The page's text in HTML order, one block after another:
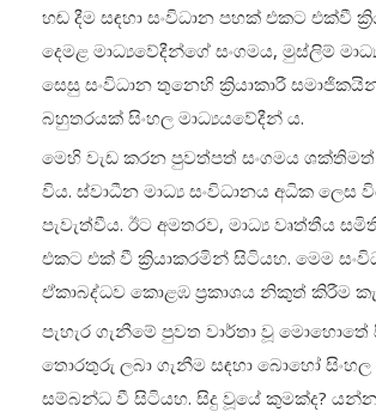
හඬ දීම සඳහා සංවිධාන පහක් එකට එක්වී
දෙමළ මාධ්‍යවේදීන්ගේ සංගමය, මුස්ලිම්
සෙසු සංවිධාන තුනෙහි ක්‍රියාකාරී
බහුතරයක් සිංහල මාධ්‍යයවේදීන් ය.
මෙහි වැඩ කරන පුවත්පත් සංගමය ශක්තිමත්
විය. ස්වාධීන මාධ්‍ය සංවිධානය අධික ලෙස
පැවැත්වීය. ඊට අමතරව, මාධ්‍ය වෘත්තීය
එකට එක් වී ක්‍රියාකරමින් සිටියහ. මෙම
ඒකාබද්ධව කොළඹ ප්‍රකාශය නිකුත් කිරීම
පැහැර ගැනීමේ පුවත වාර්තා වූ මොහොතේ
තොරතුරු ලබා ගැනීම සඳහා බොහෝ සිංහල
සම්බන්ධ වී සිටියහ. සිදු වූයේ කුමක්ද?